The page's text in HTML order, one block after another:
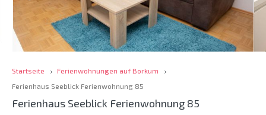
Startseite
Ferienwohnungen auf Borkum
Ferienhaus Seeblick Ferienwohnung 85
Ferienhaus Seeblick Ferienwohnung 85